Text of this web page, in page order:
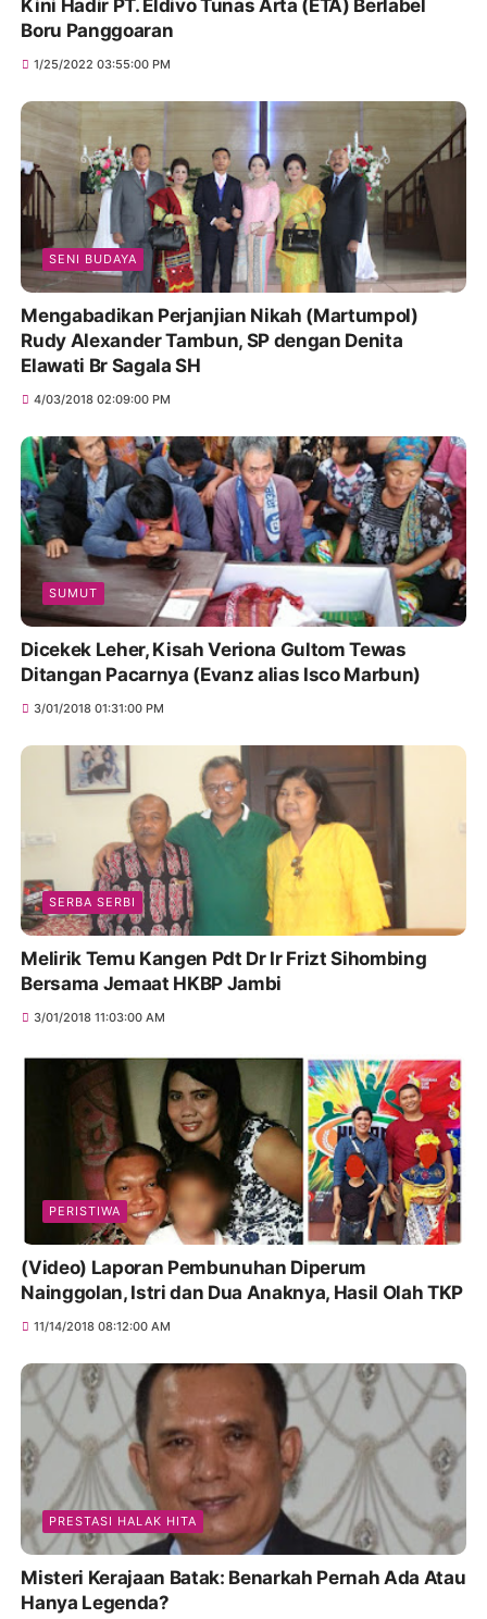
Kini Hadir PT. Eldivo Tunas Arta (ETA) Berlabel
Boru Panggoaran
1/25/2022 03:55:00 PM
SENI BUDAYA
Mengabadikan Perjanjian Nikah (Martumpol)
Rudy Alexander Tambun, SP dengan Denita
Elawati Br Sagala SH
4/03/2018 02:09:00 PM
SUMUT
Dicekek Leher, Kisah Veriona Gultom Tewas
Ditangan Pacarnya (Evanz alias Isco Marbun)
3/01/2018 01:31:00 PM
SERBA SERBI
Melirik Temu Kangen Pdt Dr Ir Frizt Sihombing
Bersama Jemaat HKBP Jambi
3/01/2018 11:03:00 AM
PERISTIWA
(Video) Laporan Pembunuhan Diperum
Nainggolan, Istri dan Dua Anaknya, Hasil Olah TKP
11/14/2018 08:12:00 AM
PRESTASI HALAK HITA
Misteri Kerajaan Batak: Benarkah Pernah Ada Atau
Hanya Legenda?